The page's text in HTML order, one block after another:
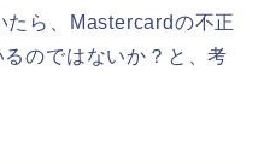
たら、Mastercardの不正
のではないか？と、考